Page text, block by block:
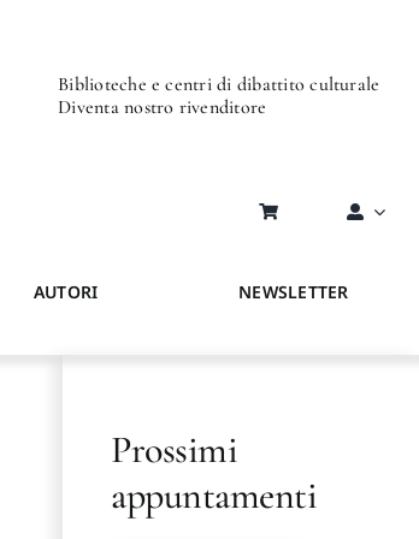
Biblioteche e centri di dibattito culturale
Diventa nostro rivenditore
AUTORI NEWSLETTER
Prossimi
appuntamenti